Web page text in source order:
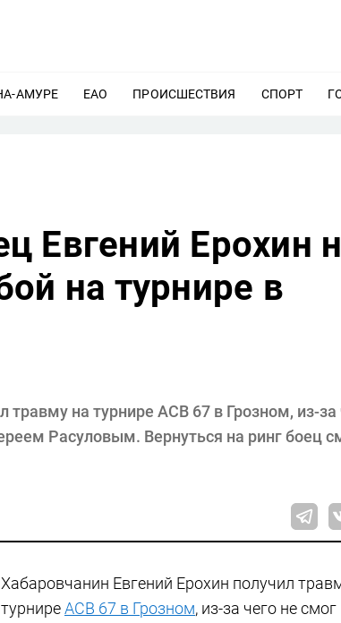
АМУРЕ ЕЩЕ
ЕАО ЕЩЕ
ПРОИСШЕСТВИЯ ЕЩЕ
СПОРТ
Евгений Ерохин
на турнире в
на турнире ACB 67 в Грозном, из-за
Расуловым. Вернуться на ринг боец
Хабаровчанин Евгений Ерохин получил
турниреACB 67 в Грозном, из-за чего не смог